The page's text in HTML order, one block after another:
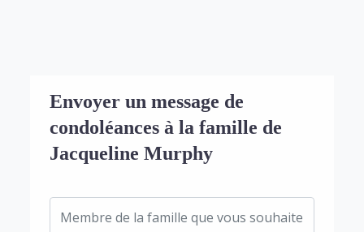
Envoyer un message de
condoléances à la famille de
Jacqueline Murphy